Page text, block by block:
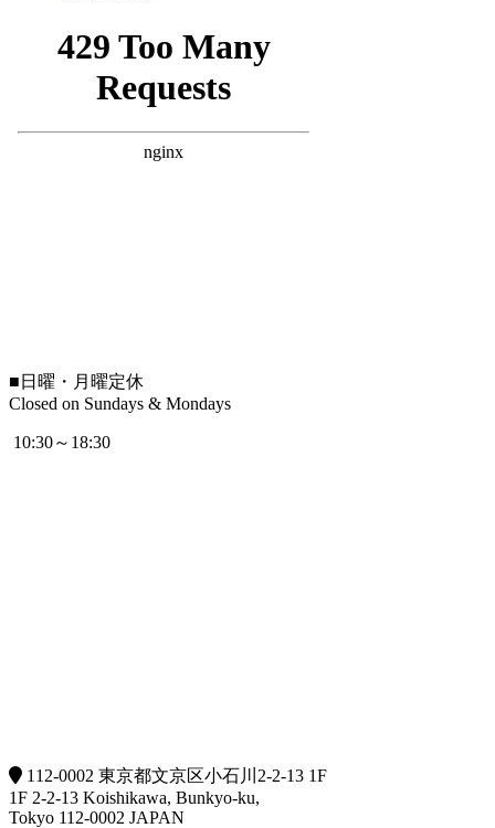
■ 日曜・月曜定休
Closed on Sundays & Mondays
10:30～18:30
112-0002 東京都文京区小石川2-2-13 1F
1F 2-2-13 Koishikawa, Bunkyo-ku,
Tokyo 112-0002 JAPAN